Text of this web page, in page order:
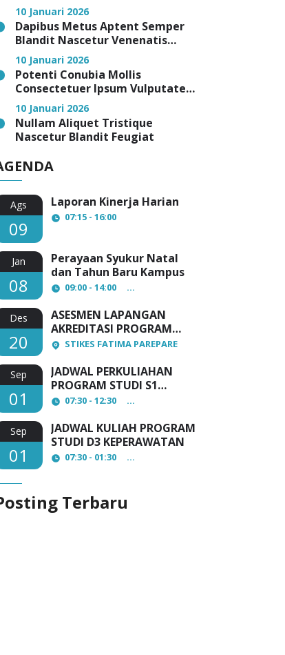
10 Januari 2026
Dapibus Metus Aptent Semper
Blandit Nascetur Venenatis
Facilisis Malesuada Nibh
10 Januari 2026
Potenti Conubia Mollis
Consectetuer Ipsum Vulputate
Eros
10 Januari 2026
Nullam Aliquet Tristique
Nascetur Blandit Feugiat
Ags
09
Laporan Kinerja Harian
07:15 - 16:00
Jan
08
Perayaan Syukur Natal
dan Tahun Baru Kampus
09:00 - 14:00
Des
20
ASESMEN LAPANGAN
AKREDITASI PROGRAM
STUDI D3 KEPERAWATAN
STIKES FATIMA PAREPARE
Sep
01
JADWAL PERKULIAHAN
PROGRAM STUDI S1
ADMINISTRASI KESEHATAN
07:30 - 12:30
Sep
01
JADWAL KULIAH PROGRAM
STUDI D3 KEPERAWATAN
07:30 - 01:30
Terbaru